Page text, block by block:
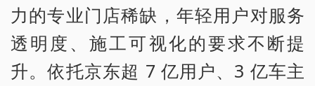
力的专业门店稀缺，年轻用户对服务
透明度、施工可视化的要求不断提
升。依托京东超 7 亿用户、3 亿车主